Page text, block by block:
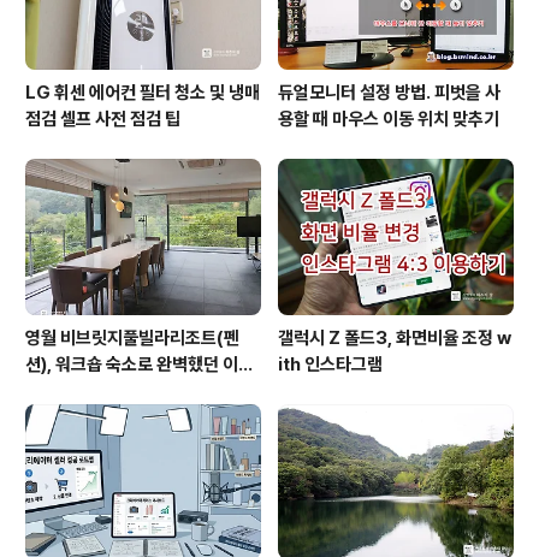
LG 휘센 에어컨 필터 청소 및 냉매
점검 셀프 사전 점검 팁
듀얼모니터 설정 방법. 피벗을 사
용할 때 마우스 이동 위치 맞추기
영월 비브릿지풀빌라리조트(펜
션), 워크숍 숙소로 완벽했던 이유
갤럭시 Z 폴드3, 화면비율 조정 w
ith 인스타그램